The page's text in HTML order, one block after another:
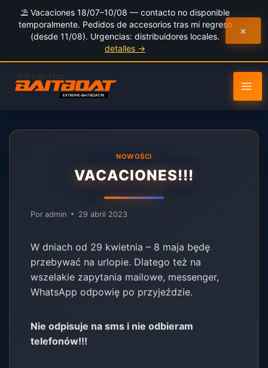
⛱️ Vacaciones 18/07–10/08 — contacto no disponible
temporalmente. Pedidos de accesorios tras mi regreso
(desde 11/08). Urgencias: distribuidores locales.
detalles →
×
contenido
NOWOŚCI
VACACIONES!!!
Por admin 29 abril 2023
W dniach od 29 kwietnia – 8 maja będę
przebywać na urlopie. Dlatego też na
wszelakie zapytania mailowe, messenger,
WhatsApp odpowię po przyjeździe.
Nie odpisuje na sms i nie odbieram
telefonów!!!